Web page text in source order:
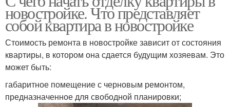
новостройке. Что представляет
собой квартира в новостройке
Стоимость ремонта в новостройке зависит от состояния
квартиры, в котором она сдается будущим хозяевам. Это
может быть:
габаритное помещение с черновым ремонтом,
предназначенное для свободной планировки;